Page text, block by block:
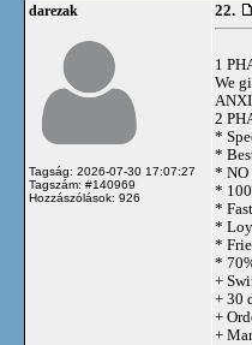
darezak
Tagság: 2026-07-30 17:07:27
Tagszám: #140969
Hozzászólások: 926
22.
1
We
2
*
*
* NO
*
*
*
*
*
+
+ 30
+
+